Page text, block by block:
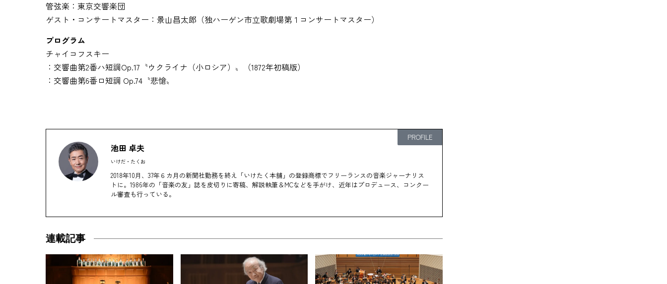
管弦楽：東京交響楽団
ゲスト・コンサートマスター：景山昌太郎（独ハーゲン市立歌劇場第１コンサートマスター）
プログラム
チャイコフスキー
：交響曲第2番ハ短調Op.17〝ウクライナ（小ロシア）〟（1872年初稿版）
：交響曲第6番ロ短調 Op.74〝悲愴〟
PROFILE
池田 卓夫
いけだ・たくお
2018年10月、37年６カ月の新聞社勤務を終え「いけたく本舗」の登録商標でフリーランスの音楽ジャーナリス
トに。1986年の「音楽の友」誌を皮切りに寄稿、解説執筆＆MCなどを手がけ、近年はプロデュース、コンクー
ル審査も行っている。
連載記事